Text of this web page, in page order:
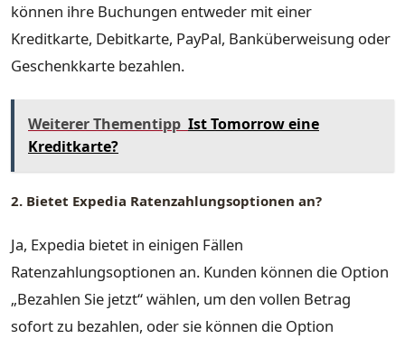
können ihre Buchungen entweder mit einer
Kreditkarte, Debitkarte, PayPal, Banküberweisung oder
Geschenkkarte bezahlen.
Weiterer Thementipp Ist Tomorrow eine
Kreditkarte?
2. Bietet Expedia Ratenzahlungsoptionen an?
Ja, Expedia bietet in einigen Fällen
Ratenzahlungsoptionen an. Kunden können die Option
„Bezahlen Sie jetzt“ wählen, um den vollen Betrag
sofort zu bezahlen, oder sie können die Option